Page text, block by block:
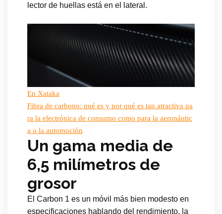
lector de huellas está en el lateral.
En Xataka
Fibra de carbono: qué es y por qué es tan atractiva pa
ra la electrónica de consumo como para la aeronáutic
a o la automoción
Un gama media de
6,5 milímetros de
grosor
El Carbon 1 es un móvil más bien modesto en
especificaciones hablando del rendimiento, la